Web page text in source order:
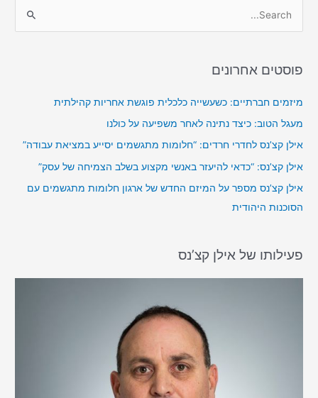
r
o
r
:
פוסטים אחרונים
מיזמים חברתיים: כשעשייה כלכלית פוגשת אחריות קהילתית
מעגל הטוב: כיצד נתינה לאחר משפיעה על כולנו
אילן קצ’נס לחדרי חרדים: “חלומות מתגשמים יסייע במציאת עבודה”
אילן קצ’נס: “כדאי להיעזר באנשי מקצוע בשלב הצמיחה של עסק”
אילן קצ’נס מספר על המיזם החדש של ארגון חלומות מתגשמים עם
הסוכנות היהודית
פעילותו של אילן קצ’נס